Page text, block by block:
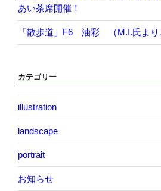
あい茶席開催！
「散歩道」F6 油彩 （M.I.氏より
カテゴリー
illustration
landscape
portrait
お知らせ